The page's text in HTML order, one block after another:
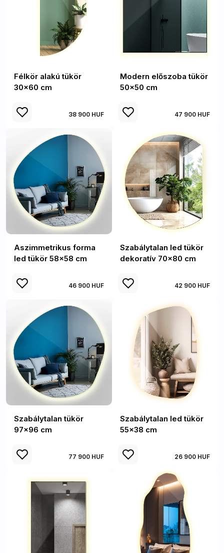
Félkör alakú tükör
30x60 cm
38 900 HUF
Modern előszoba tükör
50x50 cm
47 900 HUF
Aszimmetrikus forma
led tükör 58x58 cm
46 900 HUF
Szabálytalan led tükör
dekoratív 70x80 cm
42 900 HUF
Szabálytalan tükör
97x96 cm
77 900 HUF
Szabálytalan led tükör
55x38 cm
26 900 HUF